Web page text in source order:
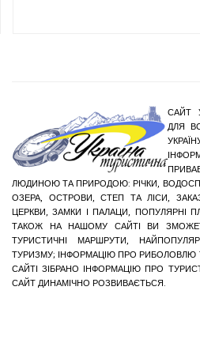
САЙТ
ДЛЯ
ЛЮДИНОЮ ТА ПРИРОДОЮ: РІЧКИ,
ОЗЕРА, ОСТРОВИ, СТЕП ТА ЛІСИ,
ЦЕРКВИ, ЗАМКИ І ПАЛАЦИ, ПОПУЛЯРНІ
ТАКОЖ НА НАШОМУ САЙТІ ВИ
ТУРИСТИЧНІ МАРШРУТИ,
ТУРИЗМУ; ІНФОРМАЦІЮ ПРО
САЙТІ ЗІБРАНО ІНФОРМАЦІЮ ПРО
САЙТ ДИНАМІЧНО РОЗВИВАЄТЬСЯ.